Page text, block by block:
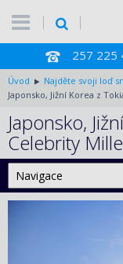
257 225
Úvod Najděte svoji loď
Japonsko, Jižní Korea z
Japonsko,
Celebrity